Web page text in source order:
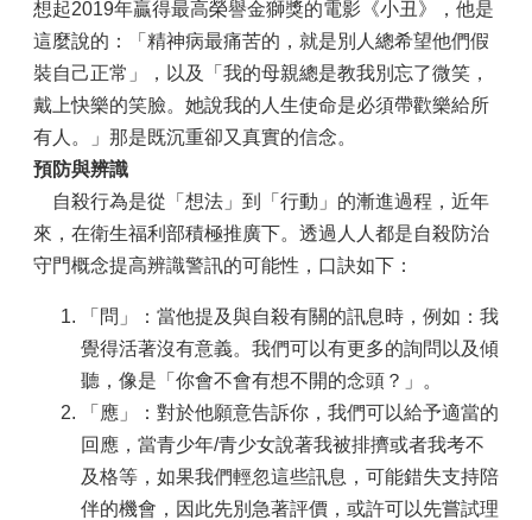
想起2019年贏得最高榮譽金獅獎的電影《小丑》，他是
這麼說的：「精神病最痛苦的，就是別人總希望他們假
裝自己正常」，以及「我的母親總是教我別忘了微笑，
戴上快樂的笑臉。她說我的人生使命是必須帶歡樂給所
有人。」那是既沉重卻又真實的信念。
預防與辨識
自殺行為是從「想法」到「行動」的漸進過程，近年
來，在衛生福利部積極推廣下。透過人人都是自殺防治
守門概念提高辨識警訊的可能性，口訣如下：
「問」：當他提及與自殺有關的訊息時，例如：我
覺得活著沒有意義。我們可以有更多的詢問以及傾
聽，像是「你會不會有想不開的念頭？」。
「應」：對於他願意告訴你，我們可以給予適當的
回應，當青少年/青少女說著我被排擠或者我考不
及格等，如果我們輕忽這些訊息，可能錯失支持陪
伴的機會，因此先別急著評價，或許可以先嘗試理